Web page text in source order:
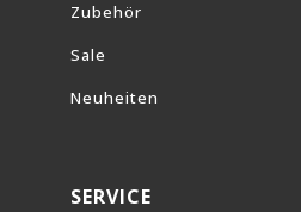
Zubehör
Sale
Neuheiten
SERVICE